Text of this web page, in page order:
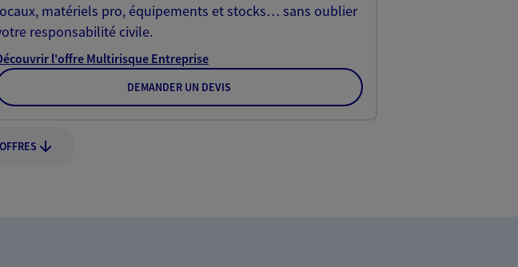
matériels pro, équipements et stocks… sans oublier
responsabilité civile.
l'offre Multirisque Entreprise
DEMANDER UN DEVIS